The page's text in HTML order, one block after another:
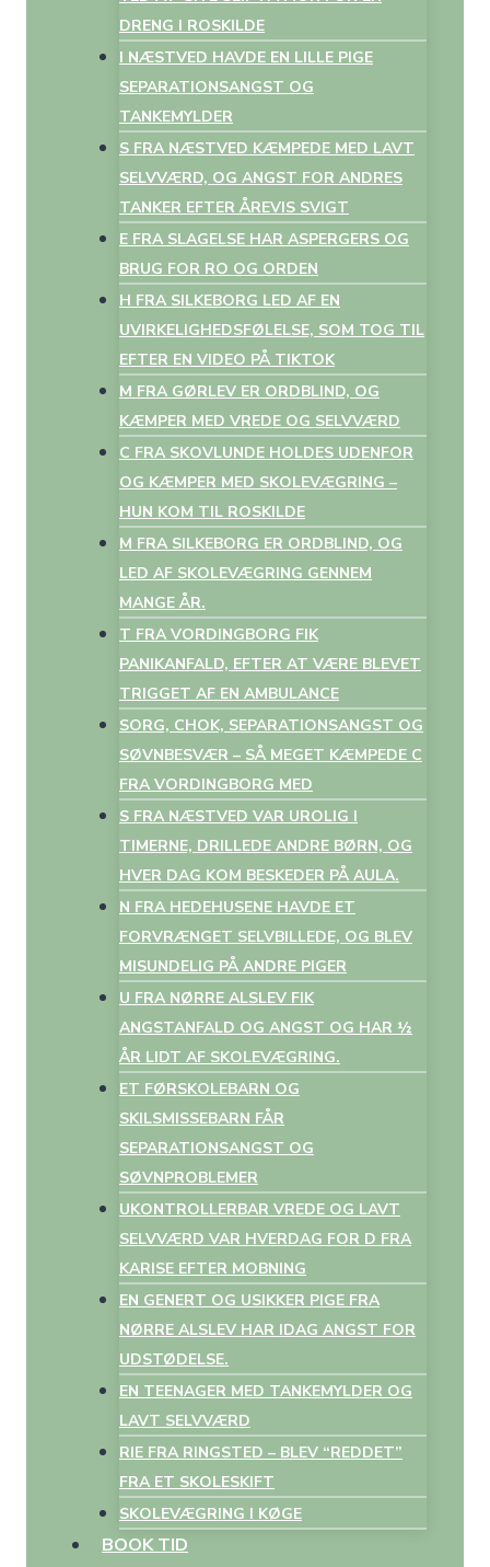
DRENG I ROSKILDE
I NÆSTVED HAVDE EN LILLE PIGE
SEPARATIONSANGST OG
TANKEMYLDER
S FRA NÆSTVED KÆMPEDE MED LAVT
SELVVÆRD, OG ANGST FOR ANDRES
TANKER EFTER ÅREVIS SVIGT
E FRA SLAGELSE HAR ASPERGERS OG
BRUG FOR RO OG ORDEN
H FRA SILKEBORG LED AF EN
UVIRKELIGHEDSFØLELSE, SOM TOG TIL
EFTER EN VIDEO PÅ TIKTOK
M FRA GØRLEV ER ORDBLIND, OG
KÆMPER MED VREDE OG SELVVÆRD
C FRA SKOVLUNDE HOLDES UDENFOR
OG KÆMPER MED SKOLEVÆGRING –
HUN KOM TIL ROSKILDE
M FRA SILKEBORG ER ORDBLIND, OG
LED AF SKOLEVÆGRING GENNEM
MANGE ÅR.
T FRA VORDINGBORG FIK
PANIKANFALD, EFTER AT VÆRE BLEVET
TRIGGET AF EN AMBULANCE
SORG, CHOK, SEPARATIONSANGST OG
SØVNBESVÆR – SÅ MEGET KÆMPEDE C
FRA VORDINGBORG MED
S FRA NÆSTVED VAR UROLIG I
TIMERNE, DRILLEDE ANDRE BØRN, OG
HVER DAG KOM BESKEDER PÅ AULA.
N FRA HEDEHUSENE HAVDE ET
FORVRÆNGET SELVBILLEDE, OG BLEV
MISUNDELIG PÅ ANDRE PIGER
U FRA NØRRE ALSLEV FIK
ANGSTANFALD OG ANGST OG HAR ½
ÅR LIDT AF SKOLEVÆGRING.
ET FØRSKOLEBARN OG
SKILSMISSEBARN FÅR
SEPARATIONSANGST OG
SØVNPROBLEMER
UKONTROLLERBAR VREDE OG LAVT
SELVVÆRD VAR HVERDAG FOR D FRA
KARISE EFTER MOBNING
EN GENERT OG USIKKER PIGE FRA
NØRRE ALSLEV HAR IDAG ANGST FOR
UDSTØDELSE.
EN TEENAGER MED TANKEMYLDER OG
LAVT SELVVÆRD
RIE FRA RINGSTED – BLEV “REDDET”
FRA ET SKOLESKIFT
SKOLEVÆGRING I KØGE
BOOK TID